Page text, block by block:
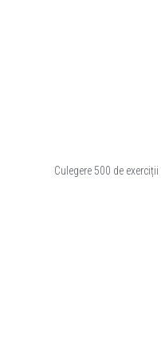
Culegere 500 de